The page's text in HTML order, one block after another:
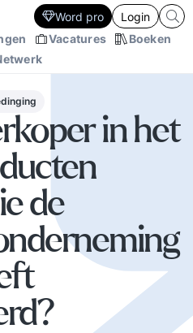
Vacatures
Boeken
Word pro Login
in het
de